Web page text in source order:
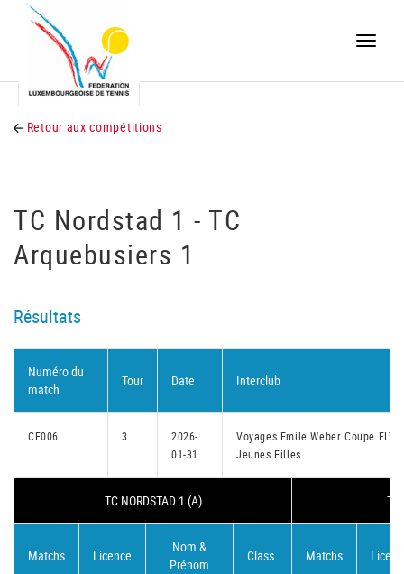
Toggle
Retour aux compétitions
TC Nordstad 1 - TC
Arquebusiers 1
Résultats
Numéro du
match
Tour Date Interclub
CF006 3
2026-
01-31
Voyages Emile Weber Coupe FLT
Jeunes Filles
TC NORDSTAD 1 (A) TC
Matchs Licence
Nom &
Prénom
Class. Matchs